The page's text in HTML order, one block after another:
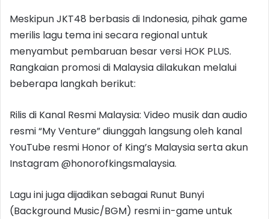
Meskipun JKT48 berbasis di Indonesia, pihak game
merilis lagu tema ini secara regional untuk
menyambut pembaruan besar versi HOK PLUS.
Rangkaian promosi di Malaysia dilakukan melalui
beberapa langkah berikut:
Rilis di Kanal Resmi Malaysia: Video musik dan audio
resmi “My Venture” diunggah langsung oleh kanal
YouTube resmi Honor of King’s Malaysia serta akun
Instagram @honorofkingsmalaysia.
Lagu ini juga dijadikan sebagai Runut Bunyi
(Background Music/BGM) resmi in-game untuk